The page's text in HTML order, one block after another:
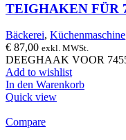
TEIGHAKEN FÜR
Bäckerei, Küchenmaschine
€ 87,00 exkl. MWSt.
DEEGHAAK VOOR
Add to wishlist
In den Warenkorb
Quick view
Compare